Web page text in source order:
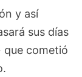
y así
sus días
que cometió